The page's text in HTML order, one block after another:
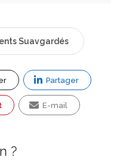
Suavgardés
Partager
E-mail
?